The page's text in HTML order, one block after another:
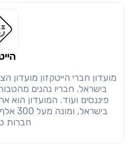
מועדון חברי הייטקזון
בישראל. חבריו נהנים
פיננסים ועוד. המועדון הוא
חברות